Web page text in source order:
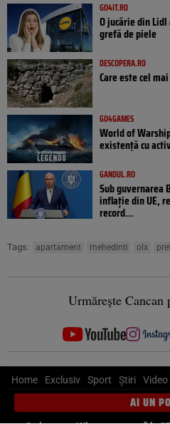
GO4IT.RO
O jucărie din
grefă de piele
DESCOPERA.RO
Care este cel
GO4GAMES
World of
existență cu
GANDUL.RO
Sub guvernarea
inflație din UE,
record...
Tags: apartament mehedinti olx
Urmărește
Home Exclusiv Sport Știri Video
AI UN